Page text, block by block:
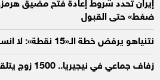
إيران تحدد شروط إعادة فتح مضيق
ضغط» حتى القبول
نتنياهو يرفض خطة الـ«15 نقطة»: لا انسحاب إسرائيلي من غزة
زفاف جماعي في نيجيريا.. 1500 زوج يتلقون الدعم الحكومي